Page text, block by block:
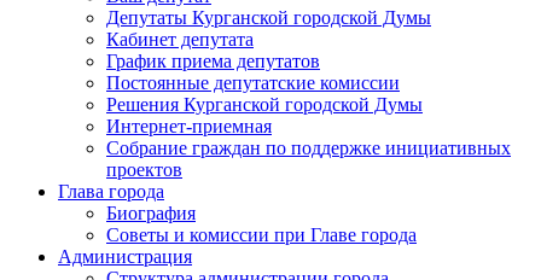
Депутаты Курганской городской Думы
Кабинет депутата
График приема депутатов
Постоянные депутатские комиссии
Решения Курганской городской Думы
Интернет-приемная
Собрание граждан по поддержке инициативных
проектов
Глава города
Биография
Советы и комиссии при Главе города
Администрация